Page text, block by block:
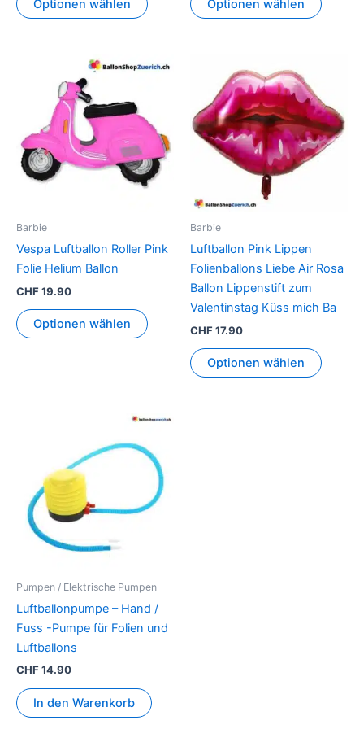
Optionen wählen Optionen wählen
Barbie
Vespa Luftballon Roller Pink
Folie Helium Ballon
CHF19.90
Optionen wählen
Barbie
Luftballon Pink Lippen
Folienballons Liebe Air Rosa
Ballon Lippenstift zum
Valentinstag Küss mich Ba
CHF17.90
Optionen wählen
Pumpen / Elektrische Pumpen
Luftballonpumpe – Hand /
Fuss -Pumpe für Folien und
Luftballons
CHF14.90
In den Warenkorb